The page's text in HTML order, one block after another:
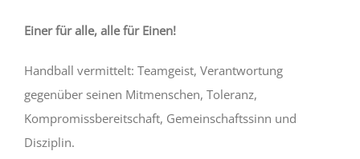
Einer für alle, alle für Einen!
Handball vermittelt: Teamgeist, Verantwortung
gegenüber seinen Mitmenschen, Toleranz,
Kompromissbereitschaft, Gemeinschaftssinn und
Disziplin.